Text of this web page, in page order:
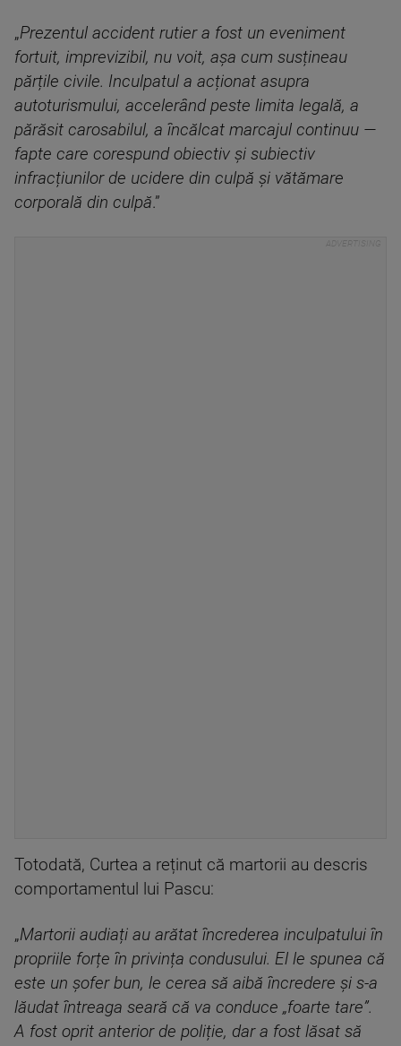
„Prezentul accident rutier a fost un eveniment
fortuit, imprevizibil, nu voit, așa cum susțineau
părțile civile. Inculpatul a acționat asupra
autoturismului, accelerând peste limita legală, a
părăsit carosabilul, a încălcat marcajul continuu —
fapte care corespund obiectiv și subiectiv
infracțiunilor de ucidere din culpă și vătămare
corporală din culpă.”
Totodată, Curtea a reținut că martorii au descris
comportamentul lui Pascu:
„Martorii audiați au arătat încrederea inculpatului în
propriile forțe în privința condusului. El le spunea că
este un șofer bun, le cerea să aibă încredere și s-a
lăudat întreaga seară că va conduce „foarte tare”.
A fost oprit anterior de poliție, dar a fost lăsat să